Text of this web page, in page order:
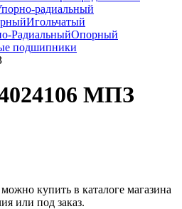
радиальный
Игольчатый
РадиальныйОпорный
подшипники
МПЗ
купить в каталоге магазина
или под заказ.